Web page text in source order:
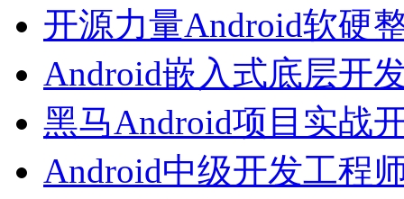
开源力量Android软硬
Android嵌入式底层开
黑马Android项目实战
Android中级开发工程